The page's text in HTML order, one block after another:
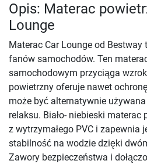
Opis: Materac
Lounge
Materac Car Lounge od
fanów samochodów. Ten
samochodowym przyciąga
powietrzny oferuje nawet
może być alternatywnie
relaksu. Biało- niebieski
z wytrzymałego PVC i zapewnia
stabilność na wodzie dzięki
Zawory bezpieczeństwa i